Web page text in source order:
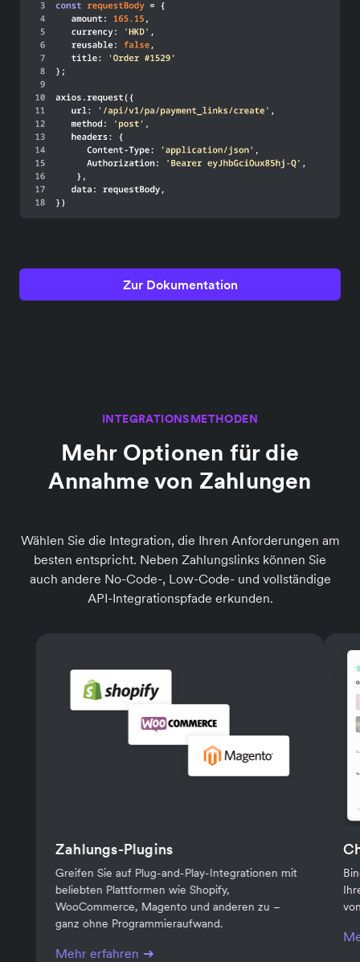
Zur Dokumentation
INTEGRATIONSMETHODEN
Mehr Optionen für die
Annahme von Zahlungen
Wählen Sie die Integration, die Ihren Anforderungen am
besten entspricht. Neben Zahlungslinks können Sie
auch andere No-Code-, Low-Code- und vollständige
API-Integrationspfade erkunden.
Zahlungs-Plugins
Greifen Sie auf Plug-and-Play-Integrationen mit
beliebten Plattformen wie Shopify,
WooCommerce, Magento und anderen zu –
ganz ohne Programmieraufwand.
Mehr erfahren